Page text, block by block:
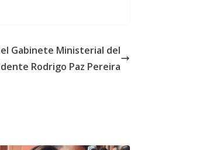
Gabinete Ministerial del
Rodrigo Paz Pereira